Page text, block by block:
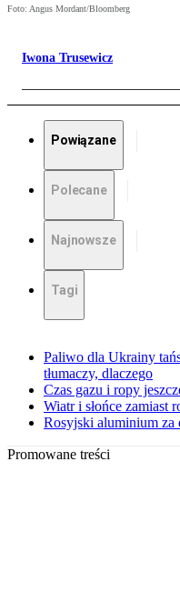
Foto: Angus Mordant/Bloomberg
Iwona Trusewicz
Powiązane
Polecane
Najnowsze
Tagi
Paliwo dla Ukrainy
tłumaczy, dlaczego
Czas gazu i ropy
Wiatr i słońce zamiast
Rosyjski aluminium za
Promowane treści